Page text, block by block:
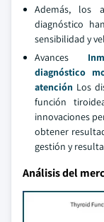
Además, los
diagnóstico
sensibilidad y
Avances
diagnóstico
atención Los
función
innovaciones
obtener
gestión y
Análisis del